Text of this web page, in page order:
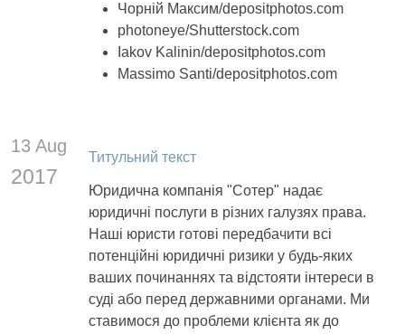
Чорній Максим/depositphotos.com
photoneye/Shutterstock.com
Iakov Kalinin/depositphotos.com
Massimo Santi/depositphotos.com
13 Aug
2017
Титульний текст
Юридична компанія "Сотер" надає
юридичні послуги в різних галузях права.
Наші юристи готові передбачити всі
потенційні юридичні ризики у будь-яких
ваших починаннях та відстояти інтереси в
суді або перед державними органами. Ми
ставимося до проблеми клієнта як до